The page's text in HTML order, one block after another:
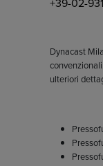
Dynacast
ulteriori